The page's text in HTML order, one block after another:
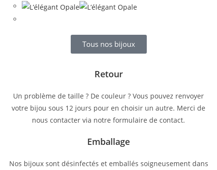
Tous nos bijoux
Retour
Un problème de taille ? De couleur ? Vous pouvez renvoyer
votre bijou sous 12 jours pour en choisir un autre. Merci de
nous contacter via notre formulaire de contact.
Emballage
Nos bijoux sont désinfectés et emballés soigneusement dans